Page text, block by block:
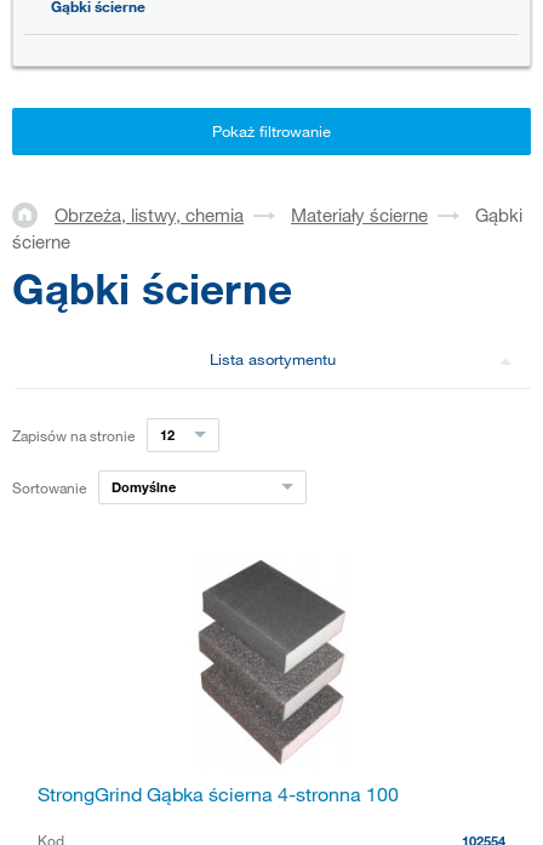
Gąbki ścierne
Pokaż filtrowanie
Obrzeża, listwy, chemia Materiały ścierne
Gąbki
ścierne
Gąbki ścierne
Lista asortymentu
Zapisów na stronie 12
Sortowanie Domyślne
StrongGrind Gąbka ścierna 4-stronna 100
Kod 102554